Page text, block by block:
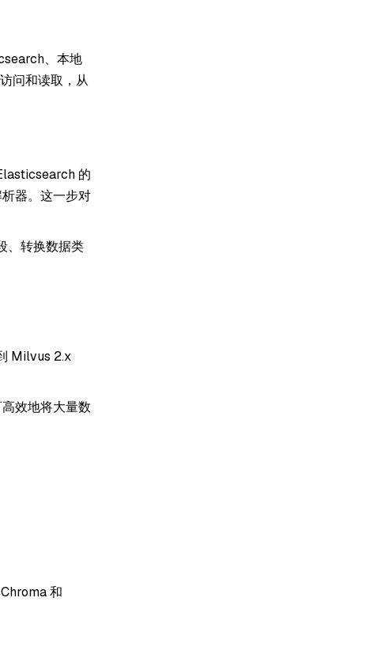
、本地
问和读取，从
的
器。这一步对
、转换数据类
Milvus 2.x
效地将大量数
和